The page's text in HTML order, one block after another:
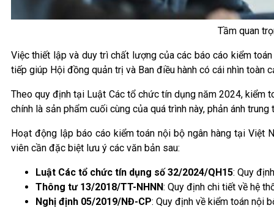
Tầm quan
Việc thiết lập và duy trì chất lượng của các báo cáo kiểm
tiếp giúp Hội đồng quản trị và Ban điều hành có cái nhìn toàn
Theo quy định tại Luật Các tổ chức tín dụng năm 2024, kiểm
chính là sản phẩm cuối cùng của quá trình này, phản ánh
Hoạt động lập báo cáo kiểm toán nội bộ ngân hàng tại Việt
viên cần đặc biệt lưu ý các văn bản sau:
Luật Các tổ chức tín dụng số 32/2024/QH15: Quy
Thông tư 13/2018/TT-NHNN: Quy định chi tiết về hệ
Nghị định 05/2019/NĐ-CP: Quy định về kiểm toán nội